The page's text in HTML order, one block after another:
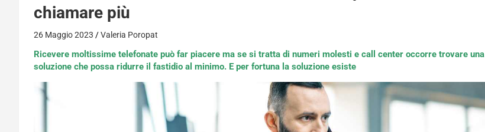
chiamare più
26 Maggio 2023 Valeria Poropat
Ricevere moltissime telefonate può far piacere ma se si tratta di numeri molesti e call center occorre trovare una
soluzione che possa ridurre il fastidio al minimo. E per fortuna la soluzione esiste